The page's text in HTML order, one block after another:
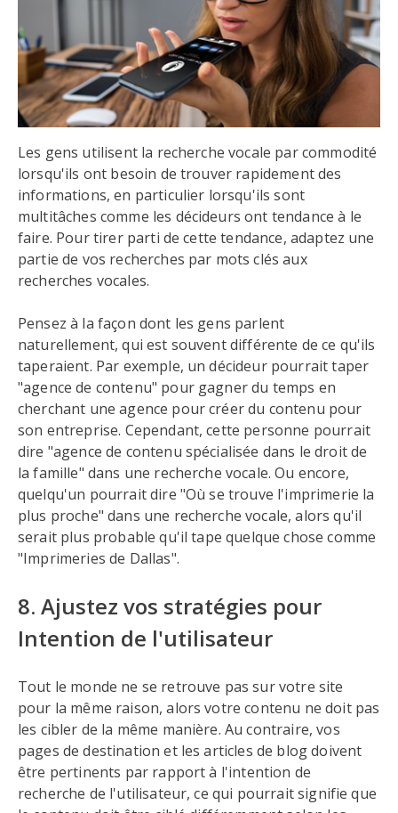
Les gens utilisent la recherche vocale par commodité
lorsqu'ils ont besoin de trouver rapidement des
informations, en particulier lorsqu'ils sont
multitâches comme les décideurs ont tendance à le
faire. Pour tirer parti de cette tendance, adaptez une
partie de vos recherches par mots clés aux
recherches vocales.
Pensez à la façon dont les gens parlent
naturellement, qui est souvent différente de ce qu'ils
taperaient. Par exemple, un décideur pourrait taper
"agence de contenu" pour gagner du temps en
cherchant une agence pour créer du contenu pour
son entreprise. Cependant, cette personne pourrait
dire "agence de contenu spécialisée dans le droit de
la famille" dans une recherche vocale. Ou encore,
quelqu'un pourrait dire "Où se trouve l'imprimerie la
plus proche" dans une recherche vocale, alors qu'il
serait plus probable qu'il tape quelque chose comme
"Imprimeries de Dallas".
8. Ajustez vos stratégies pour
Intention de l'utilisateur
Tout le monde ne se retrouve pas sur votre site
pour la même raison, alors votre contenu ne doit pas
les cibler de la même manière. Au contraire, vos
pages de destination et les articles de blog doivent
être pertinents par rapport à l'intention de
recherche de l'utilisateur, ce qui pourrait signifie que